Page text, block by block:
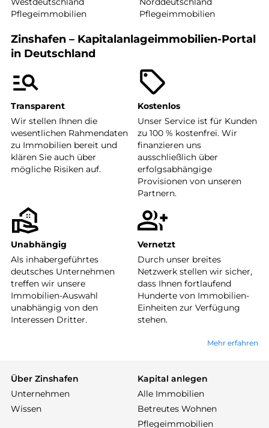
Pflegeimmobilien
Pflegeimmobilien
Zinshafen – Kapitalanlageimmobilien-Portal
in Deutschland
Transparent
Wir stellen Ihnen die
wesentlichen Rahmendaten
zu Immobilien bereit und
klären Sie auch über
mögliche Risiken auf.
Kostenlos
Unser Service ist für Kunden
zu 100 % kostenfrei. Wir
finanzieren uns
ausschließlich über
erfolgsabhängige
Provisionen von unseren
Partnern.
Unabhängig
Als inhabergeführtes
deutsches Unternehmen
treffen wir unsere
Immobilien-Auswahl
unabhängig von den
Interessen Dritter.
Vernetzt
Durch unser breites
Netzwerk stellen wir sicher,
dass Ihnen fortlaufend
Hunderte von Immobilien-
Einheiten zur Verfügung
stehen.
Mehr erfahren
Über Zinshafen
Unternehmen
Wissen
Kapital anlegen
Alle Immobilien
Betreutes Wohnen
Pflegeimmobilien